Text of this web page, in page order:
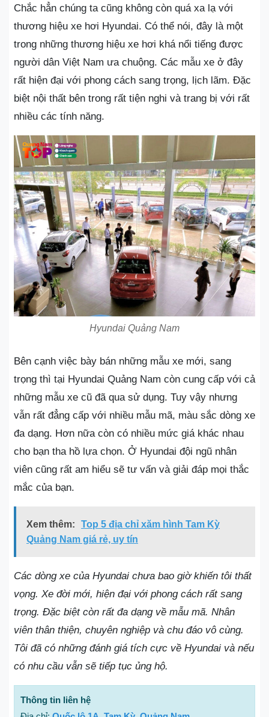
Chắc hẳn chúng ta cũng không còn quá xa lạ với
thương hiệu xe hơi Hyundai. Có thể nói, đây là một
trong những thương hiệu xe hơi khá nổi tiếng được
người dân Việt Nam ưa chuộng. Các mẫu xe ở đây
rất hiện đại với phong cách sang trọng, lịch lãm. Đặc
biệt nội thất bên trong rất tiện nghi và trang bị với rất
nhiều các tính năng.
Hyundai Quảng Nam
Bên cạnh việc bày bán những mẫu xe mới, sang
trọng thì tại Hyundai Quảng Nam còn cung cấp với cả
những mẫu xe cũ đã qua sử dụng. Tuy vậy nhưng
vẫn rất đẳng cấp với nhiều mẫu mã, màu sắc dòng xe
đa dạng. Hơn nữa còn có nhiều mức giá khác nhau
cho bạn tha hồ lựa chọn. Ở Hyundai đội ngũ nhân
viên cũng rất am hiểu sẽ tư vấn và giải đáp mọi thắc
mắc của bạn.
Xem thêm:
Top 5 địa chỉ xăm hình Tam Kỳ
Quảng Nam giá rẻ, uy tín
Các dòng xe của Hyundai chưa bao giờ khiến tôi thất
vọng. Xe đời mới, hiện đại với phong cách rất sang
trọng. Đặc biệt còn rất đa dạng về mẫu mã. Nhân
viên thân thiện, chuyên nghiệp và chu đáo vô cùng.
Tôi đã có những đánh giá tích cực về Hyundai và nếu
có nhu cầu vẫn sẽ tiếp tục ủng hộ.
Thông tin liên hệ